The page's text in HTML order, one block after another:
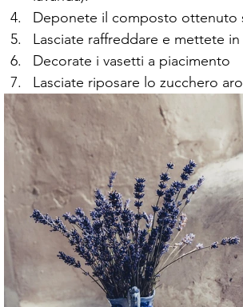
Deponete il composto ottenuto
Lasciate raffreddare e mettete
Decorate i vasetti a piacimento
Lasciate riposare lo zucchero